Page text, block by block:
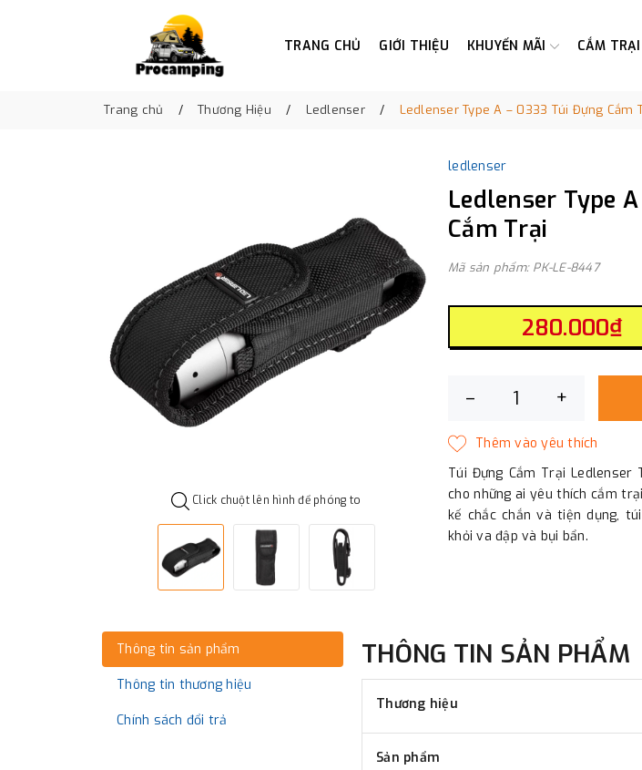
TRANG CHỦ GIỚI THIỆU KHUYẾN MÃI CẮM TRẠI
Trang chủ Thương Hiệu Ledlenser Ledlenser Type A – 0333 Túi Đựng Cắm
Click chuột lên hình để phóng to
ledlenser
Ledlenser Type
Cắm Trại
Mã sản phẩm: PK-LE-8447
280.000₫
– +
Túi Đựng Cắm Trại
cho những ai yêu thích cắm
kế chắc chắn và tiện dụng,
khỏi va đập và bụi bẩn.
Thông tin sản phẩm
Thông tin thương hiệu
Chính sách đổi trả
THÔNG TIN SẢN
Thương hiệu
Sản phẩm